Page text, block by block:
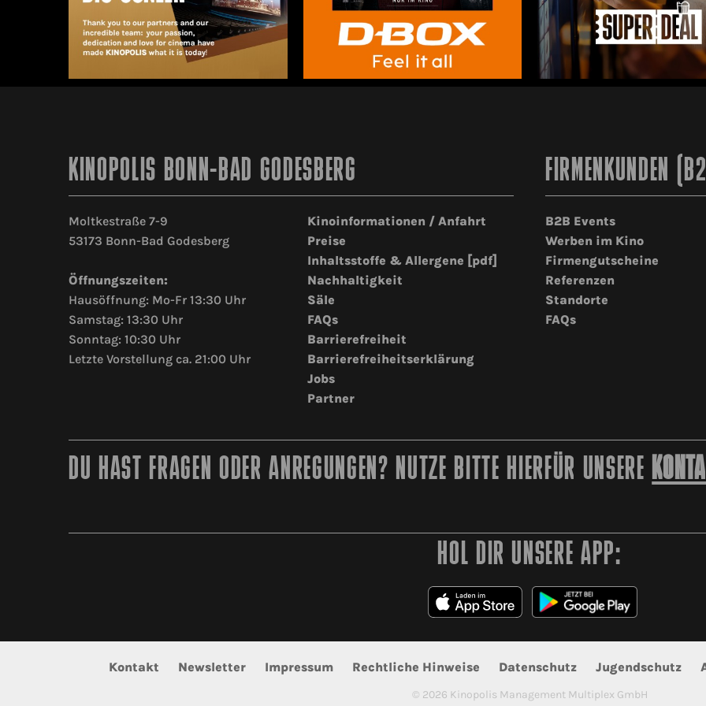
KINOPOLIS BONN-BAD GODESBERG
Moltkestraße 7-9
53173 Bonn-Bad Godesberg
Öffnungszeiten:
Hausöffnung: Mo-Fr 13:30 Uhr
Samstag: 13:30 Uhr
Sonntag: 10:30 Uhr
Letzte Vorstellung ca. 21:00 Uhr
Kinoinformationen / Anfahrt
Preise
Inhaltsstoffe & Allergene [pdf]
Nachhaltigkeit
Säle
FAQs
Barrierefreiheit
Barrierefreiheitserklärung
Jobs
Partner
FIRMENKUNDEN
B2B Events
Werben im Kino
Firmengutscheine
Referenzen
Standorte
FAQs
DU HAST FRAGEN ODER ANREGUNGEN? NUTZE BITTE HIERFÜR UNSERE
HOL DIR UNSERE APP:
Kontakt Newsletter Impressum Rechtliche Hinweise Datenschutz Jugendschutz
© 2026 Kinopolis Management Multiplex GmbH